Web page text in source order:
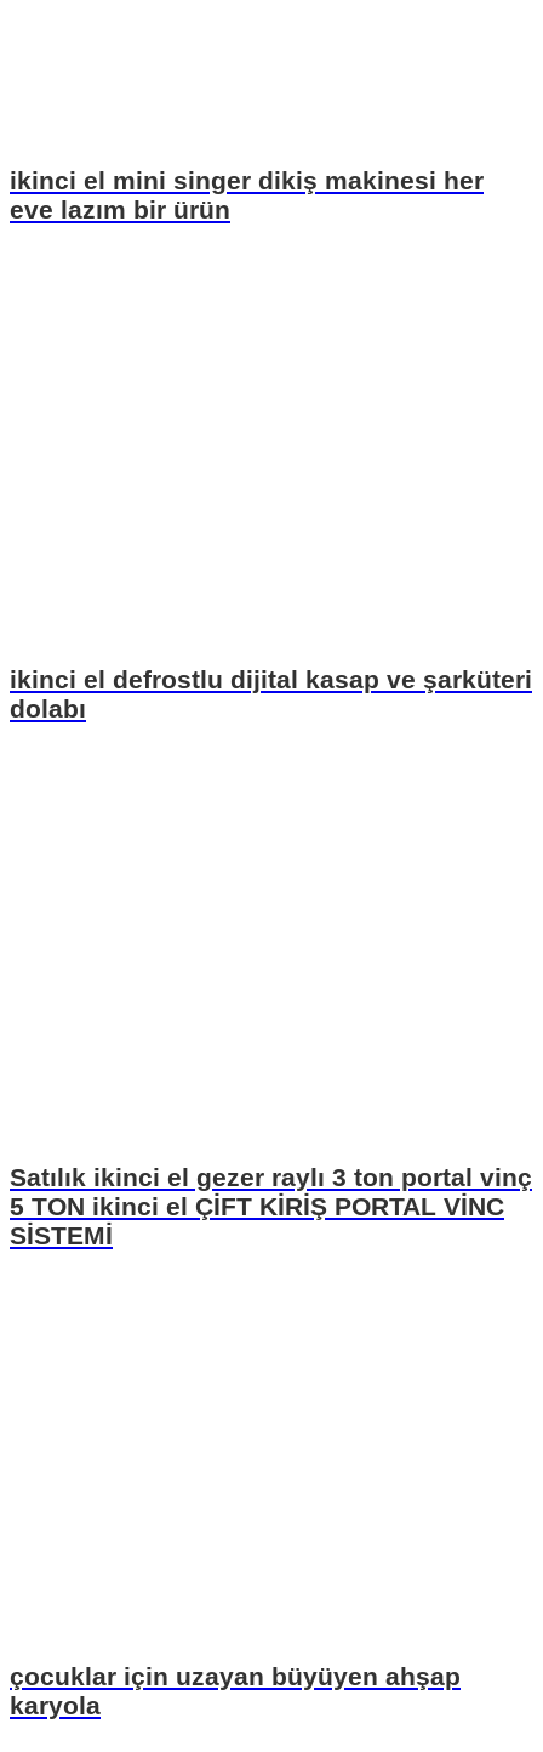
ikinci el mini singer dikiş makinesi her
eve lazım bir ürün
ikinci el defrostlu dijital kasap ve şarküteri
dolabı
Satılık ikinci el gezer raylı 3 ton portal vinç
5 TON ikinci el ÇİFT KİRİŞ PORTAL VİNC
SİSTEMİ
çocuklar için uzayan büyüyen ahşap
karyola